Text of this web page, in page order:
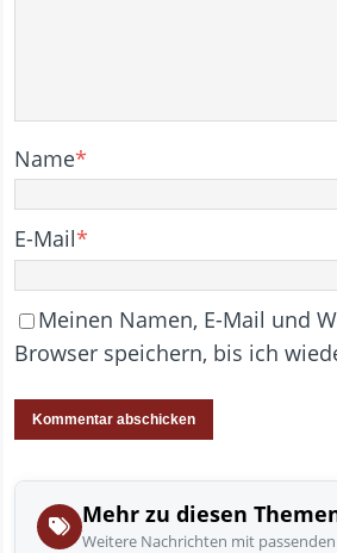
Name*
E-Mail*
Meinen Namen, E-Mail und
Browser speichern, bis ich
Mehr zu diesen
Weitere Nachrichten mit